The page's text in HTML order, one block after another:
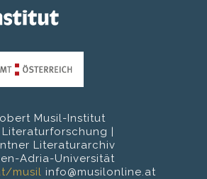
Musil-Institut
|
Literaturarchiv
Adria-Universität
musil info@musilonline.at